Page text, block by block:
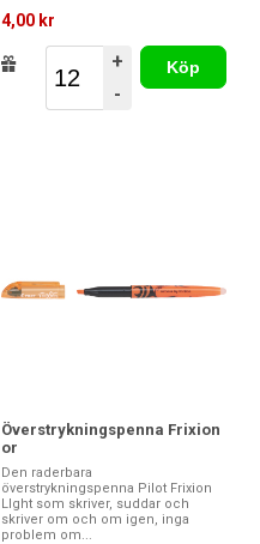
4,00 kr
+
-
Köp
Överstrykningspenna Frixion
or
Den raderbara
överstrykningspenna Pilot Frixion
LIght som skriver, suddar och
skriver om och om igen, inga
problem om...